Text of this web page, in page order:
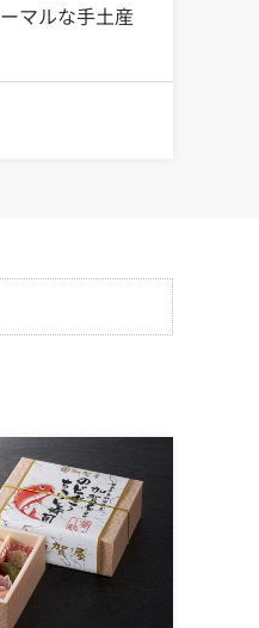
マルな手土産